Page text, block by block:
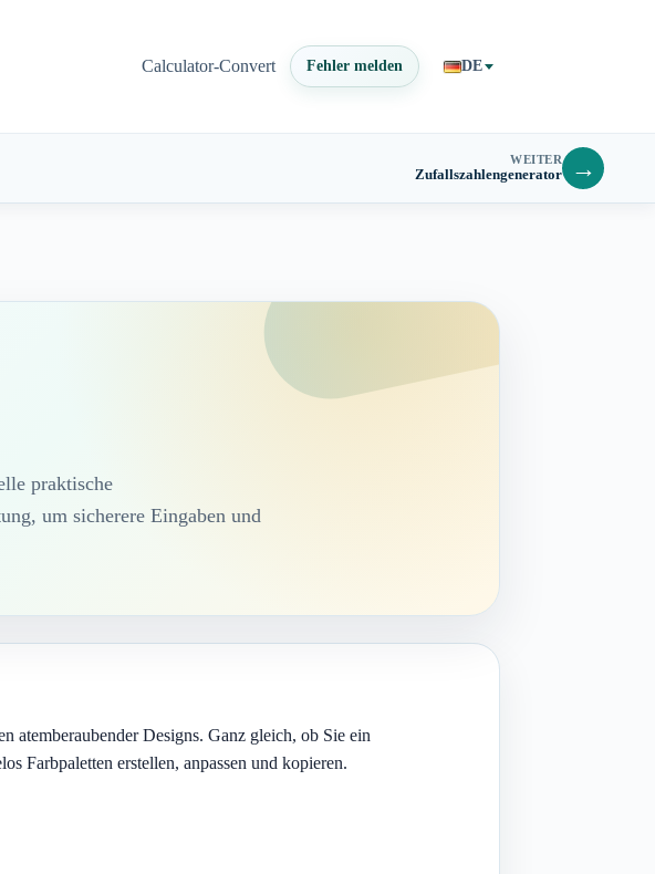
Calculator-Convert Fehler melden DE
WEITER
Zufallszahlengenerator →
praktische
um sicherere Eingaben und
atemberaubender Designs. Ganz gleich, ob Sie ein
Farbpaletten erstellen, anpassen und kopieren.